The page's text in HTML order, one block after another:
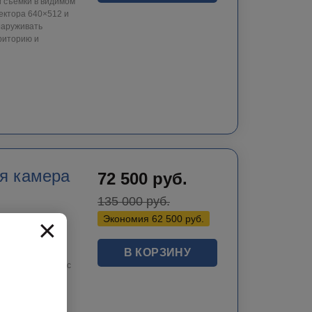
640×512 и
и
камера
в комплекте с
72 500 руб.
135 000руб.
Экономия 62 500 руб.
В КОРЗИНУ
×